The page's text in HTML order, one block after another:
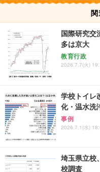
国際研究交
多は京大
教育行政
2026.7.7(火)
学校トイレ
化・温水洗
事例
2026.7.1(水)
埼玉県立校
校調査